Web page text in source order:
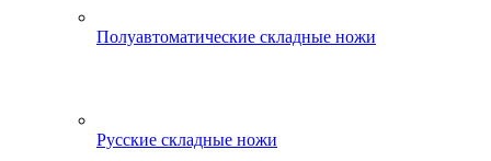
Полуавтоматические складные ножи
Русские складные ножи